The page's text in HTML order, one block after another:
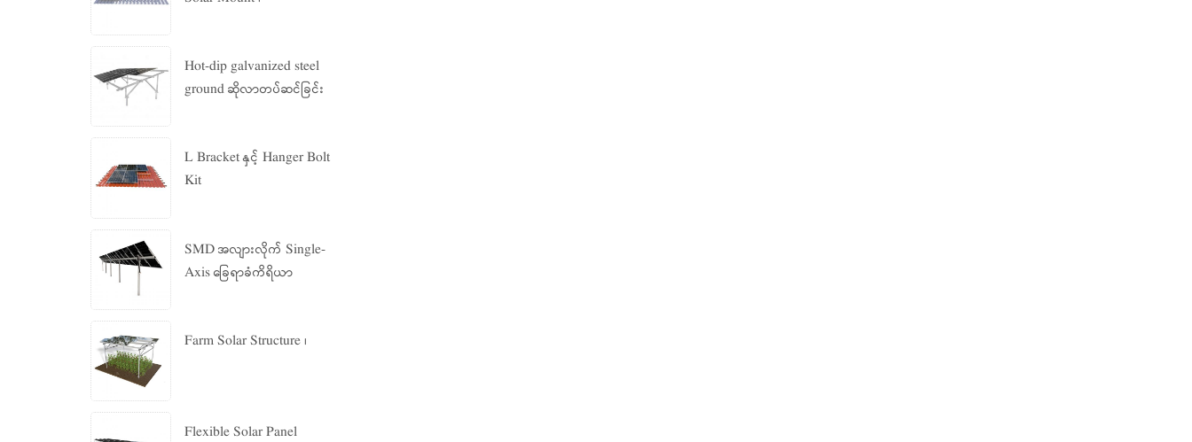
Hot-dip galvanized steel
ground ဆိုလာတပ်ဆင်ခြင်း
L Bracket နှင့် Hanger Bolt
Kit
SMD အလျားလိုက် Single-
Axis ခြေရာခံကိရိယာ
Farm Solar Structure ၊
Flexible Solar Panel